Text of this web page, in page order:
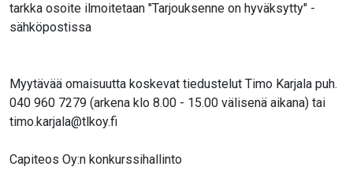
tarkka osoite ilmoitetaan "Tarjouksenne on hyväksytty" -
sähköpostissa
Myytävää omaisuutta koskevat tiedustelut Timo Karjala puh.
040 960 7279 (arkena klo 8.00 - 15.00 välisenä aikana) tai
timo.karjala@tlkoy.fi
Capiteos Oy:n konkurssihallinto